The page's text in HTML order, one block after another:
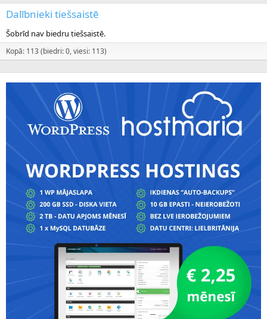
Dalībnieki tiešsaistē
Šobrīd nav biedru tiešsaistē.
Kopā: 113 (biedri: 0, viesi: 113)